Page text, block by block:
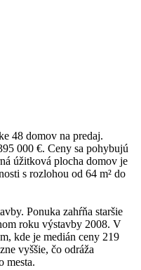
48 domov na predaj.
000 €. Ceny sa pohybujú
úžitková plocha domov je
s rozlohou od 64 m² do
Ponuka zahŕňa staršie
roku výstavby 2008. V
kde je medián ceny 219
vyššie, čo odráža
mesta.